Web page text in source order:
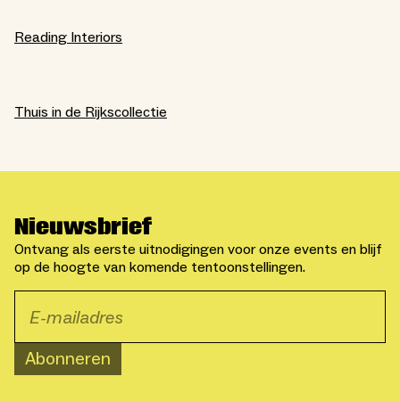
Reading Interiors
Thuis in de Rijkscollectie
Nieuwsbrief
Ontvang als eerste uitnodigingen voor onze events en blijf
op de hoogte van komende tentoonstellingen.
Abonneren